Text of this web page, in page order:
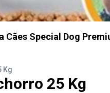
Cães Special Dog
Kg
25 Kg